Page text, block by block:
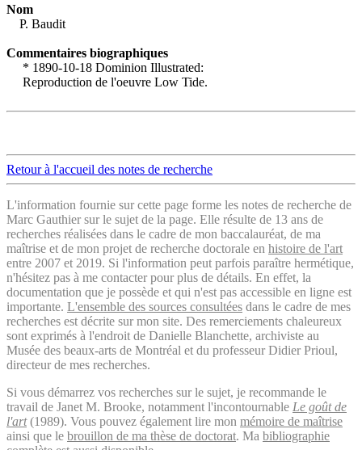
Nom
P. Baudit
Commentaires biographiques
* 1890-10-18 Dominion Illustrated:
Reproduction de l'oeuvre Low Tide.
Retour à l'accueil des notes de recherche
L'information fournie sur cette page forme les notes de recherche de
Marc Gauthier sur le sujet de la page. Elle résulte de 13 ans de
recherches réalisées dans le cadre de mon baccalauréat, de ma
maîtrise et de mon projet de recherche doctorale en histoire de l'art
entre 2007 et 2019. Si l'information peut parfois paraître hermétique,
n'hésitez pas à me contacter pour plus de détails. En effet, la
documentation que je possède et qui n'est pas accessible en ligne est
importante. L'ensemble des sources consultées dans le cadre de mes
recherches est décrite sur mon site. Des remerciements chaleureux
sont exprimés à l'endroit de Danielle Blanchette, archiviste au
Musée des beaux-arts de Montréal et du professeur Didier Prioul,
directeur de mes recherches.
Si vous démarrez vos recherches sur le sujet, je recommande le
travail de Janet M. Brooke, notamment l'incontournable Le goût de
l'art(1989). Vous pouvez également lire mon mémoire de maîtrise
ainsi que le brouillon de ma thèse de doctorat. Ma bibliographie